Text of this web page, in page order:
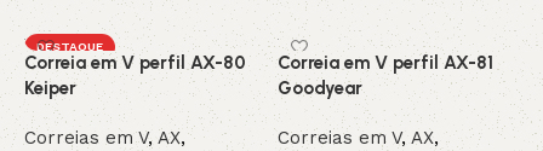
DESTAQUE
Correia em V perfil AX-80
Keiper
Correias em V, AX,
Correia em V perfil AX-81
Goodyear
Correias em V, AX,